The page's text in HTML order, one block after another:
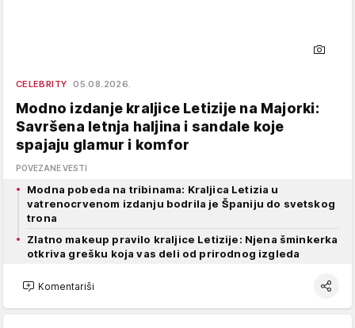
CELEBRITY 05.08.2026.
Modno izdanje kraljice Letizije na Majorki:
Savršena letnja haljina i sandale koje
spajaju glamur i komfor
POVEZANE VESTI
Modna pobeda na tribinama: Kraljica Letizia u
vatrenocrvenom izdanju bodrila je Španiju do svetskog
trona
Zlatno makeup pravilo kraljice Letizije: Njena šminkerka
otkriva grešku koja vas deli od prirodnog izgleda
Komentariši